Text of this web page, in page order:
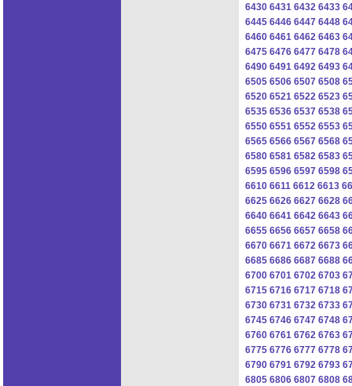
6430 6431 6432 6433
6445 6446 6447 6448
6460 6461 6462 6463
6475 6476 6477 6478
6490 6491 6492 6493
6505 6506 6507 6508
6520 6521 6522 6523
6535 6536 6537 6538
6550 6551 6552 6553
6565 6566 6567 6568
6580 6581 6582 6583
6595 6596 6597 6598
6610 6611 6612 6613
6625 6626 6627 6628
6640 6641 6642 6643
6655 6656 6657 6658
6670 6671 6672 6673
6685 6686 6687 6688
6700 6701 6702 6703
6715 6716 6717 6718
6730 6731 6732 6733
6745 6746 6747 6748
6760 6761 6762 6763
6775 6776 6777 6778
6790 6791 6792 6793
6805 6806 6807 6808